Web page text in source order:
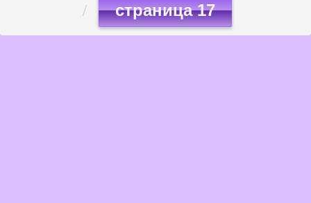
страница 17